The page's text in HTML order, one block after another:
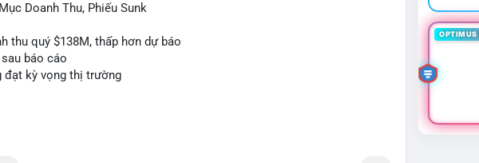
Doanh Thu, Phiếu Sunk
thu quý $138M, thấp hơn dự báo
báo cáo
đạt kỳ vọng thị trường
OPTIMUS